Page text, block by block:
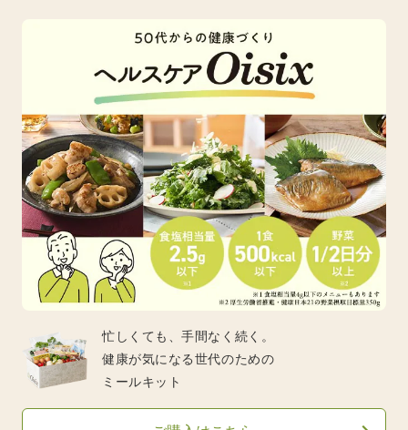
忙しくても、手間なく続く。
健康が気になる世代のための
ミールキット